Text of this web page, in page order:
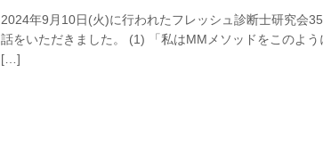
2024年9月10日(火)に行われたフレッシュ診断士研究会
話をいただきました。 (1) 「私はMMメソッドをこのよ
[…]